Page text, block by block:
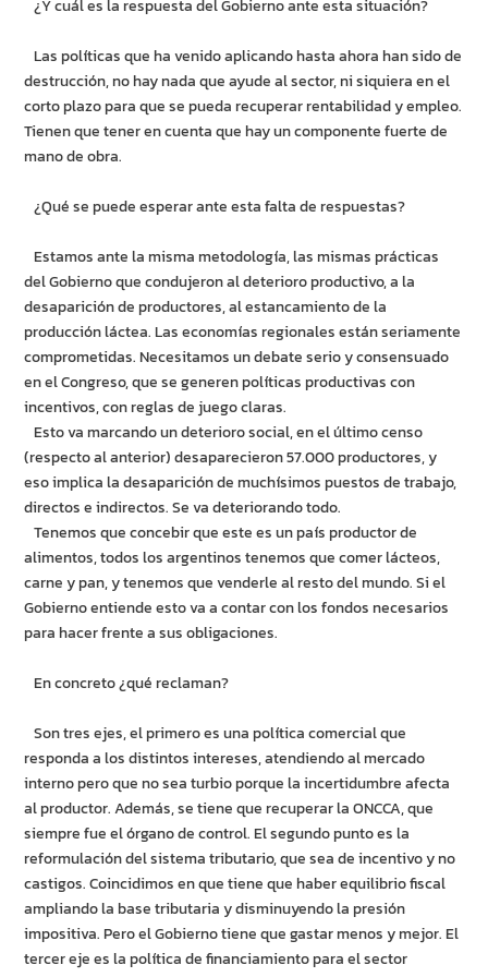
¿Y cuál es la respuesta del Gobierno ante esta situación?
Las políticas que ha venido aplicando hasta ahora han sido de
destrucción, no hay nada que ayude al sector, ni siquiera en el
corto plazo para que se pueda recuperar rentabilidad y empleo.
Tienen que tener en cuenta que hay un componente fuerte de
mano de obra.
¿Qué se puede esperar ante esta falta de respuestas?
Estamos ante la misma metodología, las mismas prácticas
del Gobierno que condujeron al deterioro productivo, a la
desaparición de productores, al estancamiento de la
producción láctea. Las economías regionales están seriamente
comprometidas. Necesitamos un debate serio y consensuado
en el Congreso, que se generen políticas productivas con
incentivos, con reglas de juego claras.
Esto va marcando un deterioro social, en el último censo
(respecto al anterior) desaparecieron 57.000 productores, y
eso implica la desaparición de muchísimos puestos de trabajo,
directos e indirectos. Se va deteriorando todo.
Tenemos que concebir que este es un país productor de
alimentos, todos los argentinos tenemos que comer lácteos,
carne y pan, y tenemos que venderle al resto del mundo. Si el
Gobierno entiende esto va a contar con los fondos necesarios
para hacer frente a sus obligaciones.
En concreto ¿qué reclaman?
Son tres ejes, el primero es una política comercial que
responda a los distintos intereses, atendiendo al mercado
interno pero que no sea turbio porque la incertidumbre afecta
al productor. Además, se tiene que recuperar la ONCCA, que
siempre fue el órgano de control. El segundo punto es la
reformulación del sistema tributario, que sea de incentivo y no
castigos. Coincidimos en que tiene que haber equilibrio fiscal
ampliando la base tributaria y disminuyendo la presión
impositiva. Pero el Gobierno tiene que gastar menos y mejor. El
tercer eje es la política de financiamiento para el sector